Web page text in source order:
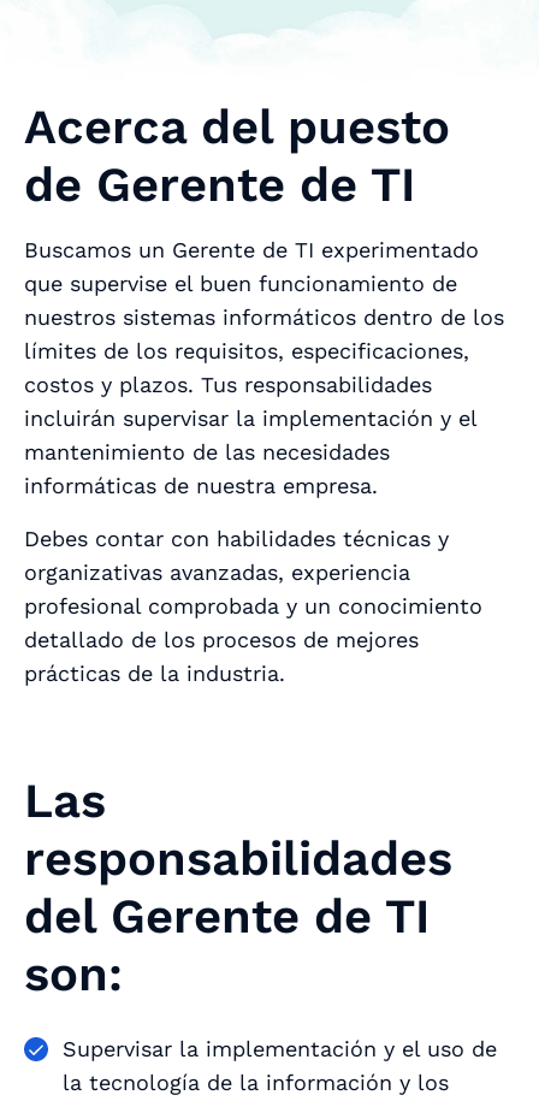
Acerca del puesto
de Gerente de TI
Buscamos un Gerente de TI experimentado
que supervise el buen funcionamiento de
nuestros sistemas informáticos dentro de los
límites de los requisitos, especificaciones,
costos y plazos. Tus responsabilidades
incluirán supervisar la implementación y el
mantenimiento de las necesidades
informáticas de nuestra empresa.
Debes contar con habilidades técnicas y
organizativas avanzadas, experiencia
profesional comprobada y un conocimiento
detallado de los procesos de mejores
prácticas de la industria.
Las
responsabilidades
del Gerente de TI
son:
Supervisar la implementación y el uso de
la tecnología de la información y los